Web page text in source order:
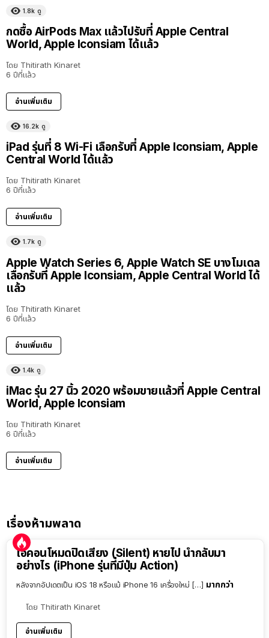
1.8k ดู
กดซื้อ AirPods Max แล้วไปรับที่ Apple Central
World, Apple Iconsiam ได้แล้ว
โดย Thitirath Kinaret
6 ปีที่แล้ว
อ่านเพิ่มเติม
16.2k ดู
iPad รุ่นที่ 8 Wi-Fi เลือกรับที่ Apple Iconsiam, Apple
Central World ได้แล้ว
โดย Thitirath Kinaret
6 ปีที่แล้ว
อ่านเพิ่มเติม
1.7k ดู
Apple Watch Series 6, Apple Watch SE บางโมเดล
เลือกรับที่ Apple Iconsiam, Apple Central World ได้
แล้ว
โดย Thitirath Kinaret
6 ปีที่แล้ว
อ่านเพิ่มเติม
1.4k ดู
iMac รุ่น 27 นิ้ว 2020 พร้อมขายแล้วที่ Apple Central
World, Apple Iconsiam
โดย Thitirath Kinaret
6 ปีที่แล้ว
อ่านเพิ่มเติม
เรื่องห้ามพลาด
ไอคอนโหมดปิดเสียง (Silent) หายไป นำกลับมา
อย่างไร (iPhone รุ่นที่มีปุ่ม Action)
หลังจากอัปเดตเป็น iOS 18 หรือแม้ iPhone 16 เครื่องใหม่ […] มากกว่า
โดย Thitirath Kinaret
อ่านเพิ่มเติม